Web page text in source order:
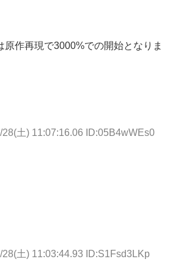
原作再現で3000%での開始となりま
28(土) 11:07:16.06 ID:05B4wWEs0
28(土) 11:03:44.93 ID:S1Fsd3LKp